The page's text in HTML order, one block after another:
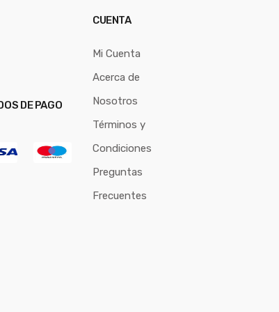
DE PAGO
CUENTA
Mi Cuenta
Acerca de
Nosotros
Términos y
Condiciones
Preguntas
Frecuentes